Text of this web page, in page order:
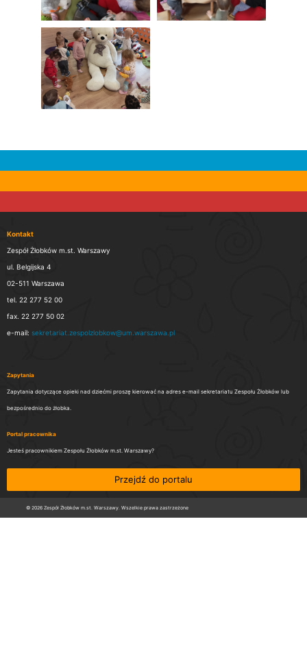
Kontakt
Zespół Żłobków m.st. Warszawy
ul. Belgijska 4
02-511 Warszawa
tel. 22 277 52 00
fax. 22 277 50 02
e-mail: sekretariat.zespolzlobkow@um.warszawa.pl
Zapytania
Zapytania dotyczące opieki nad dziećmi proszę kierować na adres e-mail sekretariatu Zespołu Żłobków lub
bezpośrednio do żłobka.
Portal pracownika
Jesteś pracownikiem Zespołu Żłobków m.st. Warszawy?
Przejdź do portalu
© 2026 Zespół Żłobków m.st. Warszawy. Wszelkie prawa zastrzeżone